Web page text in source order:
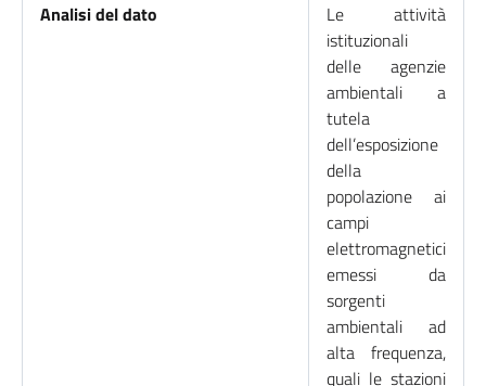
Analisi del dato
Le attività
istituzionali
delle agenzie
ambientali a
tutela
dell’esposizione
della
popolazione ai
campi
elettromagnetici
emessi da
sorgenti
ambientali ad
alta frequenza,
quali le stazioni